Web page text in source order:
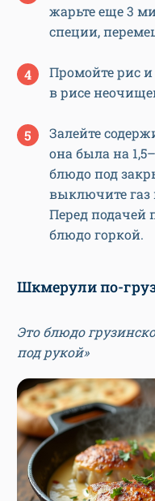
жарьте еще 3
специи,
Промойте рис
в рисе
Залейте
она была на
блюдо под
выключите газ
Перед подачей
блюдо горкой.
Шкмерули по-
Это блюдо
под рукой»